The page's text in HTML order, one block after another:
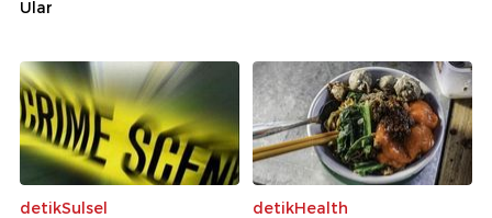
Ular
detikSulsel
detikHealth